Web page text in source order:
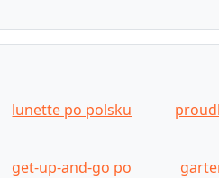
lunette po polsku
get-up-and-go po